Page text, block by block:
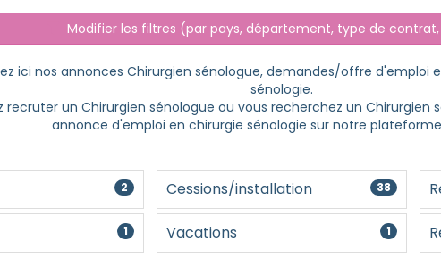
Modifier les filtres (par pays, département, type de
ici nos annonces Chirurgien sénologue, demandes/offre d'emploi
sénologie.
recruter un Chirurgien sénologue ou vous recherchez un Chirurgien
annonce d'emploi en chirurgie sénologie sur notre
2
1
Cessions/installation 38
Vacations 1